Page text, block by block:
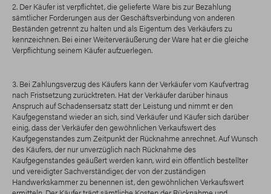
2. Der Käufer ist verpflichtet, die gelieferte Ware bis zur Bezahlung
sämtlicher Forderungen aus der Geschäftsverbindung von anderen
Beständen getrennt zu halten und als Eigentum des Verkäufers zu
kennzeichnen. Bei einer Weiterveräußerung der Ware hat er die gleiche
Verpflichtung seinem Käufer aufzuerlegen.
3. Bei Zahlungsverzug des Käufers kann der Verkäufer vom Kaufvertrag
nach Fristsetzung zurücktreten. Hat der Verkäufer darüber hinaus
Anspruch auf Schadensersatz statt der Leistung und nimmt er den
Kaufgegenstand wieder an sich, sind Verkäufer und Käufer sich darüber
einig, dass der Verkäufer den gewöhnlichen Verkaufswert des
Kaufgegenstandes zum Zeitpunkt der Rücknahme anrechnet. Auf Wunsch
des Käufers, der nur unverzüglich nach Rücknahme des
Kaufgegenstandes geäußert werden kann, wird ein öffentlich bestellter
und vereidigter Sachverständiger, der von der zuständigen
Handwerkskammer zu benennen ist, den gewöhnlichen Verkaufswert